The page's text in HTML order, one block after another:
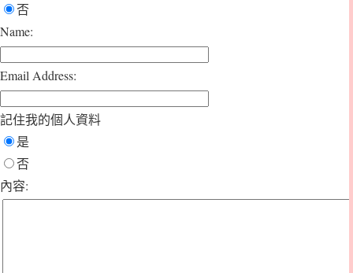
否
Name:
Email Address:
記住我的個人資料
是
否
內容: